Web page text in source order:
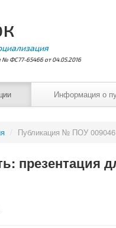
№ ФС77-65466 от 04.05.2016
Информация о
/ Публикация № ПОУ 009046
презентация